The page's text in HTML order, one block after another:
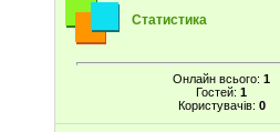
Статистика
Онлайн всього: 1
Гостей: 1
Користувачів: 0